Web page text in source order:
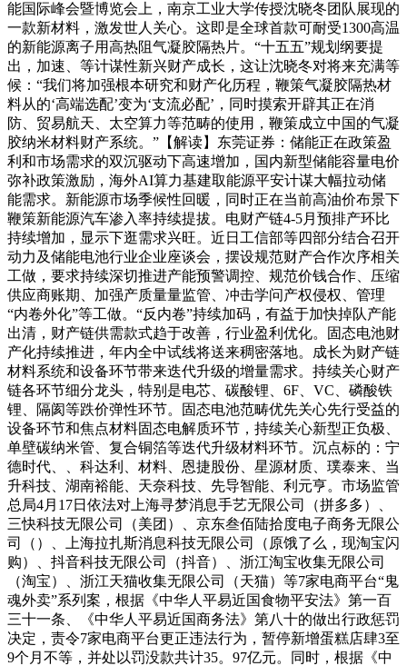
能国际峰会暨博览会上，南京工业大学传授沈晓冬团队展现的
一款新材料，激发世人关心。这即是全球首款可耐受1300高温
的新能源离子用高热阻气凝胶隔热片。“十五五”规划纲要提
出，加速、等计谋性新兴财产成长，这让沈晓冬对将来充满等
候：“我们将加强根本研究和财产化历程，鞭策气凝胶隔热材
料从的‘高端选配’变为‘支流必配’，同时摸索开辟其正在消
防、贸易航天、太空算力等范畴的使用，鞭策成立中国的气凝
胶纳米材料财产系统。”【解读】东莞证券：储能正在政策盈
利和市场需求的双沉驱动下高速增加，国内新型储能容量电价
弥补政策激励，海外AI算力基建取能源平安计谋大幅拉动储
能需求。新能源市场季候性回暖，同时正在当前高油价布景下
鞭策新能源汽车渗入率持续提拔。电财产链4-5月预排产环比
持续增加，显示下逛需求兴旺。近日工信部等四部分结合召开
动力及储能电池行业企业座谈会，摆设规范财产合作次序相关
工做，要求持续深切推进产能预警调控、规范价钱合作、压缩
供应商账期、加强产质量量监管、冲击学问产权侵权、管理
“内卷外化”等工做。“反内卷”持续加码，有益于加快掉队产能
出清，财产链供需款式趋于改善，行业盈利优化。固态电池财
产化持续推进，年内全中试线将送来稠密落地。成长为财产链
材料系统和设备环节带来迭代升级的增量需求。持续关心财产
链各环节细分龙头，特别是电芯、碳酸锂、6F、VC、磷酸铁
锂、隔阂等跌价弹性环节。固态电池范畴优先关心先行受益的
设备环节和焦点材料固态电解质环节，持续关心新型正负极、
单壁碳纳米管、复合铜箔等迭代升级材料环节。沉点标的：宁
德时代、、科达利、材料、恩捷股份、星源材质、璞泰来、当
升科技、湖南裕能、天奈科技、先导智能、利元亨。市场监管
总局4月17日依法对上海寻梦消息手艺无限公司（拼多多）、
三快科技无限公司（美团）、京东叁佰陆拾度电子商务无限公
司（）、上海拉扎斯消息科技无限公司（原饿了么，现淘宝闪
购）、抖音科技无限公司（抖音）、浙江淘宝收集无限公司
（淘宝）、浙江天猫收集无限公司（天猫）等7家电商平台“鬼
魂外卖”系列案，根据《中华人平易近国食物平安法》第一百
三十一条、《中华人平易近国商务法》第八十的做出行政惩罚
决定，责令7家电商平台更正违法行为，暂停新增蛋糕店肆3至
9个月不等，并处以罚没款共计35。97亿元。同时，根据《中